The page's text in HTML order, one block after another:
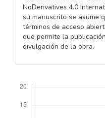
NoDerivatives 4.0
su manuscrito se asume
términos de acceso
que permite la
divulgación de la obra.